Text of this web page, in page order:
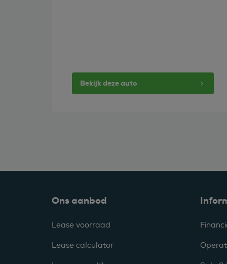
Bekijk deze auto
Ons aanbod
Lease voorraad
Lease calculator